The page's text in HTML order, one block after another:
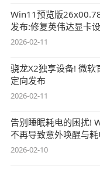
Win11预览版
发布:修复英伟达显卡
2026-02-11
骁龙X2独享设备! 微
定向发布
2026-02-11
告别睡眠耗电的困扰!
不再导致意外唤醒与
2026-02-10